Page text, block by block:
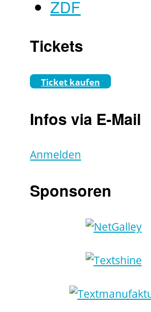
ZDF
Tickets
Ticket kaufen
Infos via E-Mail
Anmelden
Sponsoren